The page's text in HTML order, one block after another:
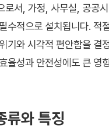
로서, 가정, 사무실, 공공
수적으로 설치됩니다. 적
기와 시각적 편안함을 결
율성과 안전성에도 큰 영
류와 특징